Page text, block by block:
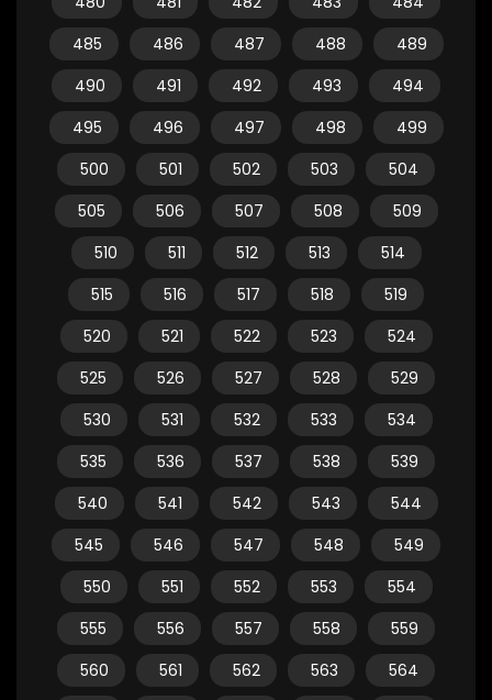
485
486 487 488
489
490
491 492 493
494
495
496 497 498
499
500
501 502 503
504
505
506 507 508
509
510
511 512 513
514
515
516 517 518
519
520
521 522 523
524
525
526 527 528
529
530
531 532 533
534
535
536 537 538
539
540
541 542 543
544
545
546 547 548
549
550
551 552 553
554
555
556 557 558
559
560
561 562 563
564